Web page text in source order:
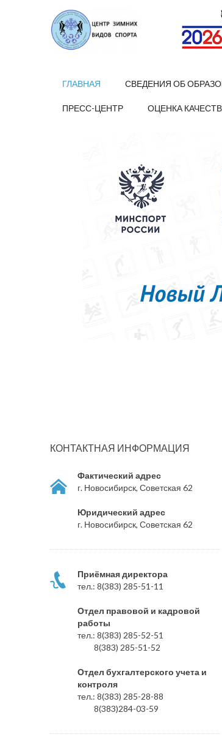
ГЛАВНАЯ СВЕДЕНИЯ ОБ
ПРЕСС-ЦЕНТР ОЦЕНКА
КОНТАКТНАЯ ИНФОРМАЦИЯ
Фактический адрес
г. Новосибирск, Советская 62
Юридический адрес
г. Новосибирск, Советская 62
Приёмная директора
тел.: 8(383) 285-51-11
Отдел правовой и кадровой
работы
тел.: 8(383) 285-52-51
8(383) 285-51-52
Отдел бухгалтерского учета и
контроля
тел.: 8(383) 285-28-88
8(383)284-03-59